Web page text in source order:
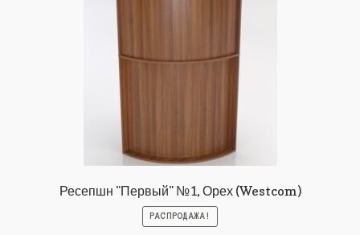
Ресепшн "Первый" №1, Орех (Westcom)
РАСПРОДАЖА!